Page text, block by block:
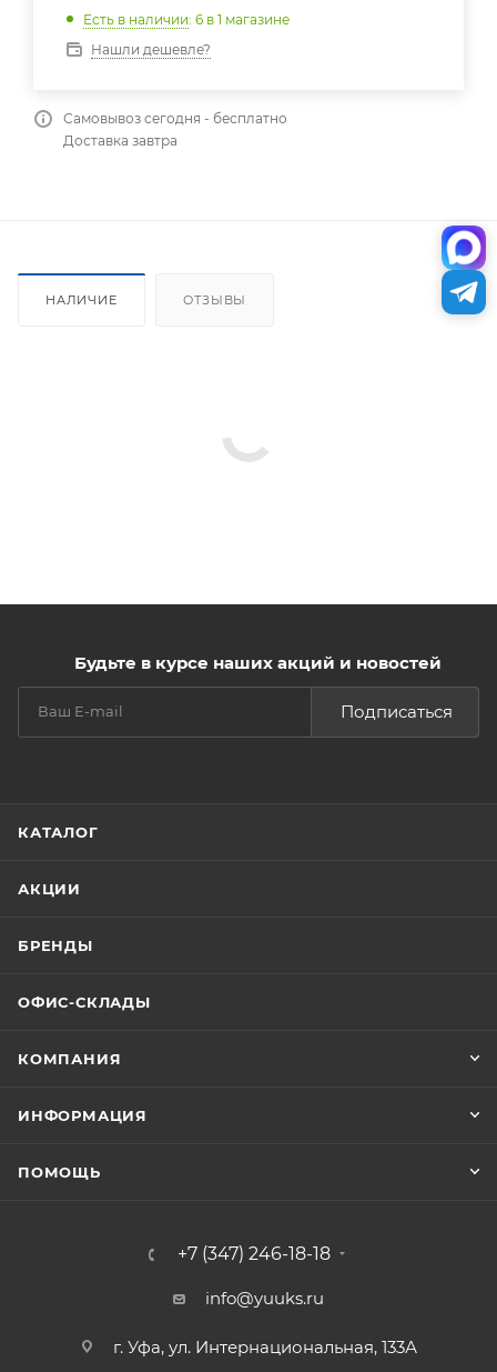
Есть в наличии: 6 в 1 магазине
Нашли дешевле?
Самовывоз сегодня - бесплатно
Доставка завтра
НАЛИЧИЕ ОТЗЫВЫ
Будьте в курсе наших акций и новостей
Подписаться
КАТАЛОГ
АКЦИИ
БРЕНДЫ
ОФИС-СКЛАДЫ
КОМПАНИЯ
ИНФОРМАЦИЯ
ПОМОЩЬ
+7 (347) 246-18-18
info@yuuks.ru
г. Уфа, ул. Интернациональная, 133А